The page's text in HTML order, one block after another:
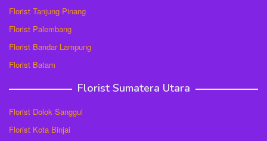
Florist Tanjung Pinang
Florist Palembang
Florist Bandar Lampung
Florist Batam
Florist Sumatera Utara
Florist Dolok Sanggul
Florist Kota Binjai